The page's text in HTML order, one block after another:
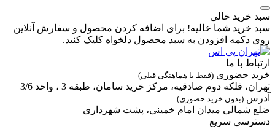
خرید خالی
خرید شما خالیه! برای اضافه کردن محصول و سفارش آنلاین
دکمه افزودن به سبد محصول دلخواه کلیک کنید.
با ما
حضوری(فقط با هماهنگی قبلی)
فلکه دوم صادقیه، مرکز خرید سامان، طبقه 3 ، واحد 3/6
(بدون خرید حضوری)
شمالی میدان امام خمینی، پشت شهرداری
سریع